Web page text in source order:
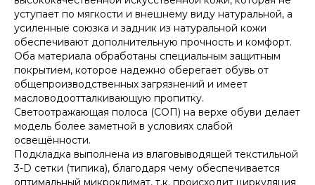
уступает по мягкости и внешнему виду натуральной, а
усиленные союзка и задник из натуральной кожи
обеспечивают дополнительную прочность и комфорт.
Оба материала обработаны специальным защитным
покрытием, которое надежно оберегает обувь от
общепроизводственных загрязнений и имеет
масловодоотталкивающую пропитку.
Светоотражающая полоса (СОП) на верхе обуви делает
модель более заметной в условиях слабой
освещённости.
Подкладка выполнена из влаговыводящей текстильной
3-D сетки (типика), благодаря чему обеспечивается
оптимальный микроклимат, т.к. происходит циркуляция